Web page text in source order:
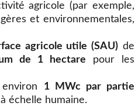
agricole (par exemple,
et environnementales,
agricole utile (SAU) de
de 1 hectare pour les
1 MWc par partie
échelle humaine.